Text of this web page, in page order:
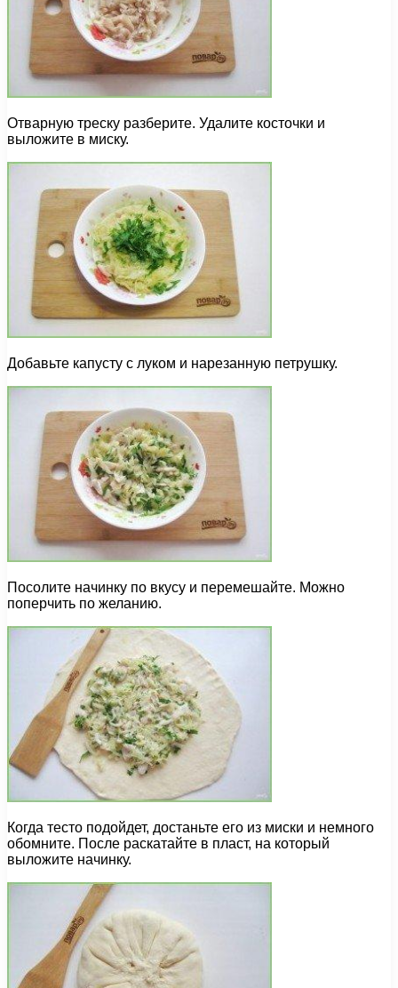
Отварную треску разберите. Удалите косточки и
выложите в миску.
Добавьте капусту с луком и нарезанную петрушку.
Посолите начинку по вкусу и перемешайте. Можно
поперчить по желанию.
Когда тесто подойдет, достаньте его из миски и немного
обомните. После раскатайте в пласт, на который
выложите начинку.